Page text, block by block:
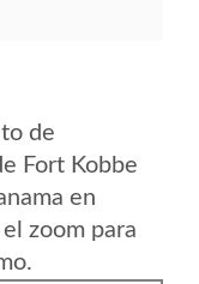
de
Fort Kobbe
en
zoom para